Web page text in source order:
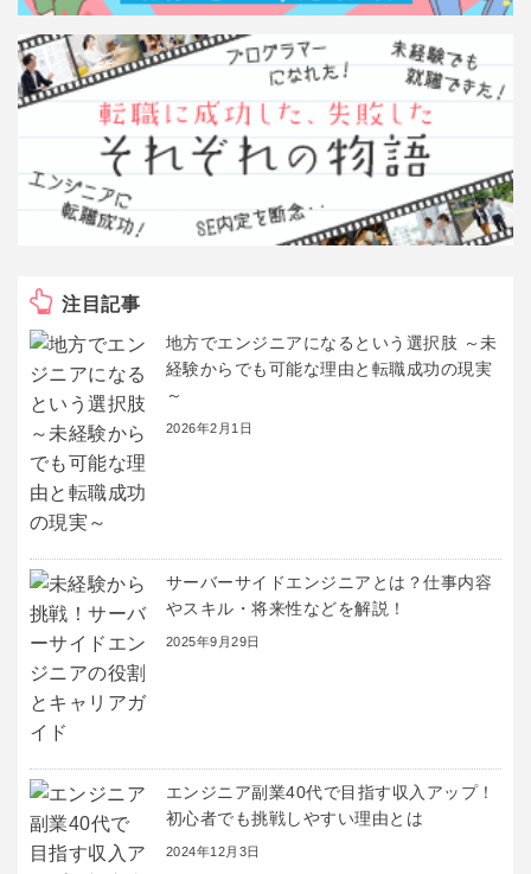
注目記事
地方でエンジニアになるという選択肢 ～未
経験からでも可能な理由と転職成功の現実
～
2026年2月1日
サーバーサイドエンジニアとは？仕事内容
やスキル・将来性などを解説！
2025年9月29日
エンジニア副業40代で目指す収入アップ！
初心者でも挑戦しやすい理由とは
2024年12月3日